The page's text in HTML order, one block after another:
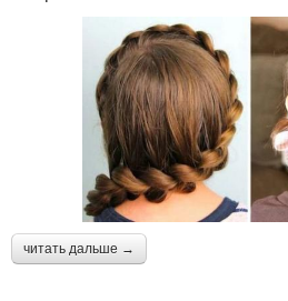
читать дальше →